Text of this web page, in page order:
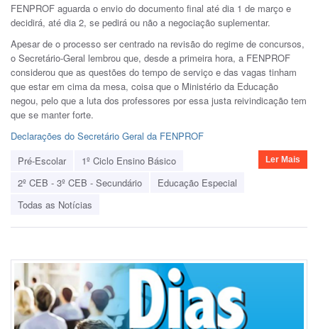
FENPROF aguarda o envio do documento final até dia 1 de março e
decidirá, até dia 2, se pedirá ou não a negociação suplementar.
Apesar de o processo ser centrado na revisão do regime de concursos,
o Secretário-Geral lembrou que, desde a primeira hora, a FENPROF
considerou que as questões do tempo de serviço e das vagas tinham
que estar em cima da mesa, coisa que o Ministério da Educação
negou, pelo que a luta dos professores por essa justa reivindicação tem
que se manter forte.
Declarações do Secretário Geral da FENPROF
Pré-Escolar
1º Ciclo Ensino Básico
2º CEB - 3º CEB - Secundário
Educação Especial
Todas as Notícias
Ler Mais